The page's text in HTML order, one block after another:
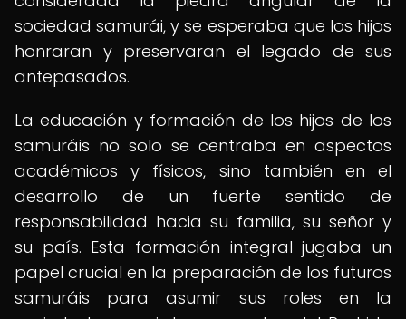
sociedad samurái, y se esperaba que los hijos
honraran y preservaran el legado de sus
antepasados.
La educación y formación de los hijos de los
samuráis no solo se centraba en aspectos
académicos y físicos, sino también en el
desarrollo de un fuerte sentido de
responsabilidad hacia su familia, su señor y
su país. Esta formación integral jugaba un
papel crucial en la preparación de los futuros
samuráis para asumir sus roles en la